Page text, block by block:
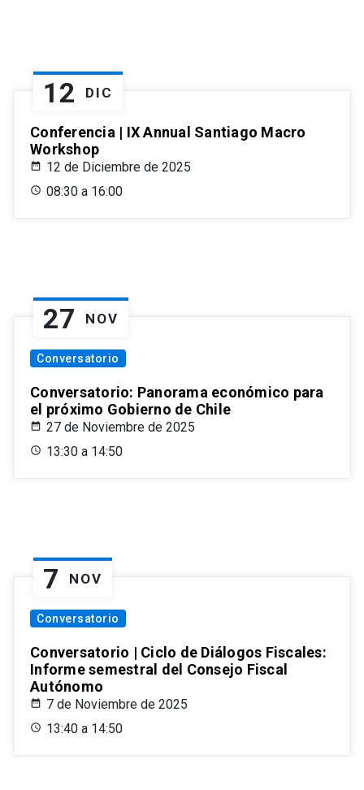
12 DIC
Conferencia | IX Annual Santiago Macro
Workshop
12 de Diciembre de 2025
08:30 a 16:00
27 NOV
Conversatorio
Conversatorio: Panorama económico para
el próximo Gobierno de Chile
27 de Noviembre de 2025
13:30 a 14:50
7 NOV
Conversatorio
Conversatorio | Ciclo de Diálogos Fiscales:
Informe semestral del Consejo Fiscal
Autónomo
7 de Noviembre de 2025
13:40 a 14:50